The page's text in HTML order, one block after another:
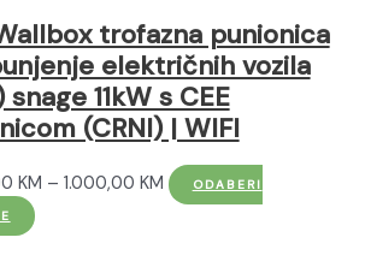
trofazna punionica
električnih vozila
snage 11kW s CEE
(CRNI) | WIFI
KM – 1.000,00 KMRasponODABERI
Ovaj